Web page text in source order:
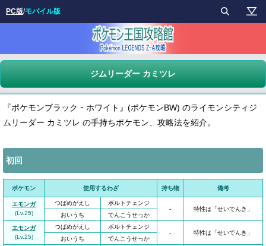
ジムリーダー カミツレ
『ポケモンブラック・ホワイト』(ポケモンBW) のライモンシティジ
ムリーダー カミツレ の手持ちポケモン、攻略法を紹介。
初回
ポケモン 使用するわざ 持ち物 備考
エモンガ
(Lv.25)
つばめがえし
ボルトチェンジ
-
特性は「せいでんき」
おいうち
でんこうせっか
エモンガ
(Lv.25)
つばめがえし
ボルトチェンジ
-
特性は「せいでんき」
おいうち
でんこうせっか
PC版/モバイル版